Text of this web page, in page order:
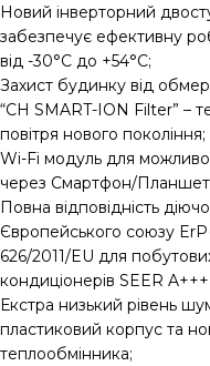
Новий інверторний
забезпечує ефективну
від -30°С до +54°C;
Захист будинку від
“CH SMART-ION Filter” –
повітря нового покоління;
Wi-Fi модуль для
через Смартфон/
Повна відповідність
Європейського союзу
626/2011/EU для
кондиціонерів SEER
Екстра низький рівень
пластиковий корпус та
теплообмінника;